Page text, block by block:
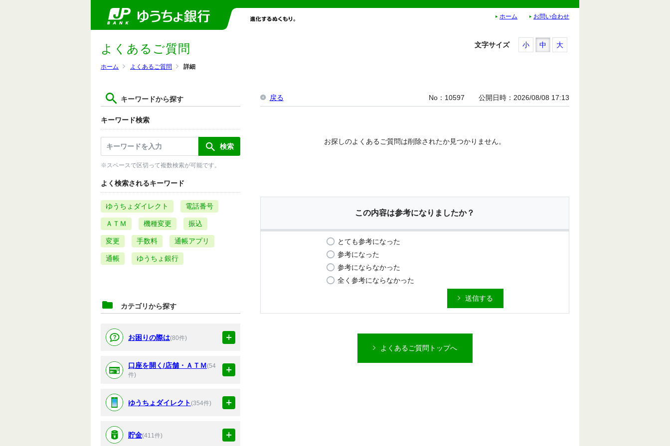
ホーム お問い合わせ
ホーム よくあるご質問 詳細
よくあるご質問
キーワードから探す
キーワード検索
※スペースで区切って複数検索が可能です。
よく検索されるキーワード
ゆうちょダイレクト 電話番号
ＡＴＭ 機種変更 振込
変更 手数料 通帳アプリ
通帳 ゆうちょ銀行
カテゴリから探す
お困りの際は(80件)
口座を開く/店舗・ＡＴＭ(54
件)
ゆうちょダイレクト(354件)
貯金(411件)
文字サイズ 小 中 大
戻る No 10597 公開日時 2026/08/08 17:13
お探しのよくあるご質問は削除されたか見つかりません。
この内容は参考になりましたか？
とても参考になった
参考になった
参考にならなかった
全く参考にならなかった
送信する
よくあるご質問トップへ